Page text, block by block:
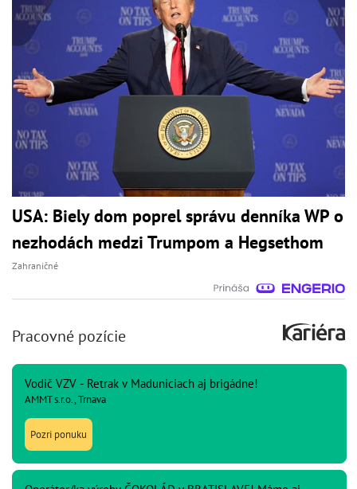
USA: Biely dom poprel správu denníka WP o
nezhodách medzi Trumpom a Hegsethom
Zahraničné
Pracovné pozície
Vodič VZV - Retrak v Maduniciach aj brigádne!
AMMT s.r.o., Trnava
Pozri ponuku